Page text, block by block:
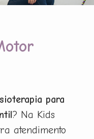
para
? Na Kids
atendimento